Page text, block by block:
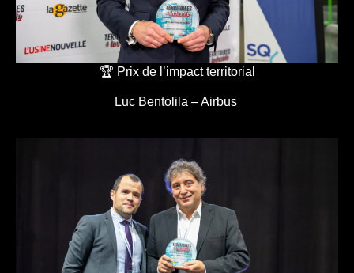
🏆 Prix de l’impact territorial
Luc Bentolila – Airbus